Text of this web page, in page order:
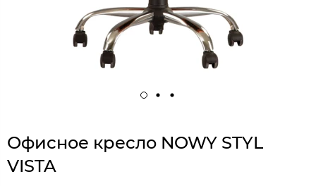
Офисное кресло NOWY STYL
VISTA